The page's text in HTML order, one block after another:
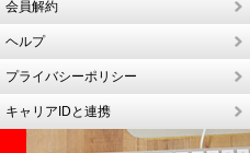
会員解約
ヘルプ
プライバシーポリシー
キャリアIDと連携